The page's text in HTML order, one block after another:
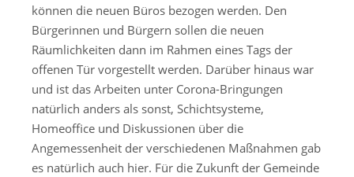
können die neuen Büros bezogen werden. Den
Bürgerinnen und Bürgern sollen die neuen
Räumlichkeiten dann im Rahmen eines Tags der
offenen Tür vorgestellt werden. Darüber hinaus war
und ist das Arbeiten unter Corona-Bringungen
natürlich anders als sonst, Schichtsysteme,
Homeoffice und Diskussionen über die
Angemessenheit der verschiedenen Maßnahmen gab
es natürlich auch hier. Für die Zukunft der Gemeinde